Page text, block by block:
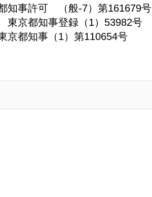
知事許可 （般-7）第161679号
東京都知事登録（1）53982号
京都知事（1）第110654号